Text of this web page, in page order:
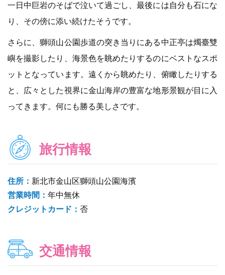
一日中巨岩のそばで泣いて過ごし、最後には自分も石にな
り、その傍に添い続けたそうです。
さらに、獅頭山公園歩道の突き当りにある中正亭は燭臺雙
嶼を撮影したり、海景色を眺めたりするのにベストなスポ
ットとなっています。遠くから眺めたり、俯瞰したりする
と、広々とした視界に金山海岸の豊富な地形景観が目に入
ってきます。何にも勝る美しさです。
旅行情報
住所： 新北市金山区獅頭山公園海濱
営業時間： 年中無休
クレジットカード： 否
交通情報